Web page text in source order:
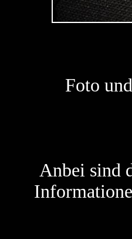
Foto
Anbei sind